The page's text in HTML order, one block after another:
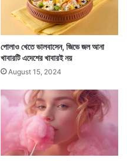
পোলাও খেতে ভালবাসেন, জিভে জল আনা
খাবারটি এদেশের খাবারই নয়
August 15, 2024